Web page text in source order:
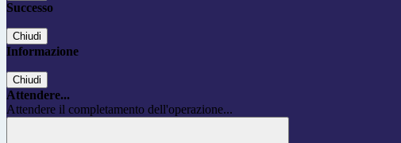
Successo
Chiudi
Informazione
Chiudi
Attendere...
Attendere il completamento dell'operazione...